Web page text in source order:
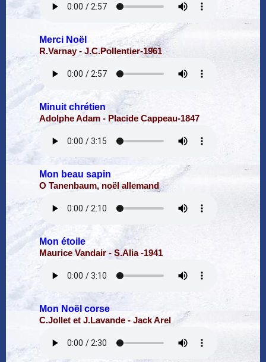
Merci Noël
R.Varnay - J.C.Pollentier-1961
Minuit chrétien
Adolphe Adam - Placide Cappeau-1847
Mon beau sapin
O Tanenbaum, noël allemand
Mon étoile
Maurice Vandair - S.Alia -1941
Mon Noël corse
C.Jollet et J.Lavande - Jack Arel